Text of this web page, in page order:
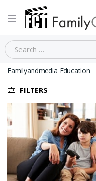
Home Non categorizzato
Familyandmedia Education
FILTERS